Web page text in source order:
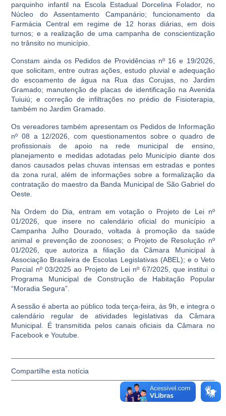
parquinho infantil na Escola Estadual Dorcelina Folador, no
Núcleo do Assentamento Campanário; funcionamento da
Farmácia Central em regime de 12 horas diárias, em dois
turnos; e a realização de uma campanha de conscientização
no trânsito no município.
Constam ainda os Pedidos de Providências nº 16 e 19/2026,
que solicitam, entre outras ações, estudo pluvial e adequação
do escoamento de água na Rua das Corujas, no Jardim
Gramado; manutenção de placas de identificação na Avenida
Tuiuiú; e correção de infiltrações no prédio de Fisioterapia,
também no Jardim Gramado.
Os vereadores também apresentam os Pedidos de Informação
nº 08 a 12/2026, com questionamentos sobre o quadro de
profissionais de apoio na rede municipal de ensino,
planejamento e medidas adotadas pelo Município diante dos
danos causados pelas chuvas intensas em estradas e pontes
da zona rural, além de informações sobre a formalização da
contratação do maestro da Banda Municipal de São Gabriel do
Oeste.
Na Ordem do Dia, entram em votação o Projeto de Lei nº
01/2026, que insere no calendário oficial do município a
Campanha Julho Dourado, voltada à promoção da saúde
animal e prevenção de zoonoses; o Projeto de Resolução nº
01/2026, que autoriza a filiação da Câmara Municipal à
Associação Brasileira de Escolas Legislativas (ABEL); e o Veto
Parcial nº 03/2025 ao Projeto de Lei nº 67/2025, que institui o
Programa Municipal de Construção de Habitação Popular
“Moradia Segura”.
A sessão é aberta ao público toda terça-feira, às 9h, e integra o
calendário regular de atividades legislativas da Câmara
Municipal. É transmitida pelos canais oficiais da Câmara no
Facebook e Youtube.
Compartilhe esta notícia